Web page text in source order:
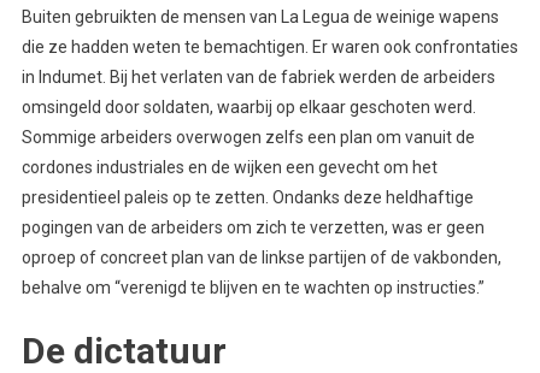
Buiten gebruikten de mensen van La Legua de weinige wapens
die ze hadden weten te bemachtigen. Er waren ook confrontaties
in Indumet. Bij het verlaten van de fabriek werden de arbeiders
omsingeld door soldaten, waarbij op elkaar geschoten werd.
Sommige arbeiders overwogen zelfs een plan om vanuit de
cordones industriales en de wijken een gevecht om het
presidentieel paleis op te zetten. Ondanks deze heldhaftige
pogingen van de arbeiders om zich te verzetten, was er geen
oproep of concreet plan van de linkse partijen of de vakbonden,
behalve om “verenigd te blijven en te wachten op instructies.”
De dictatuur